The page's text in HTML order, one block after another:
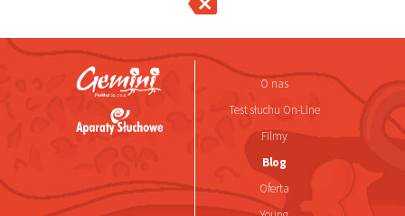
O nas
Test słuchu On-Line
Filmy
Blog
Oferta